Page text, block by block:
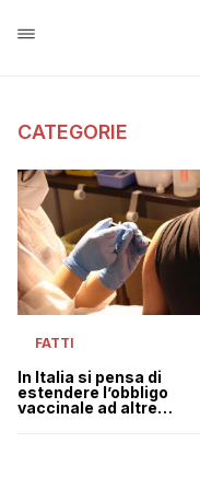
CATEGORIE
FATTI
In Italia si pensa di
estendere l’obbligo
vaccinale ad altre